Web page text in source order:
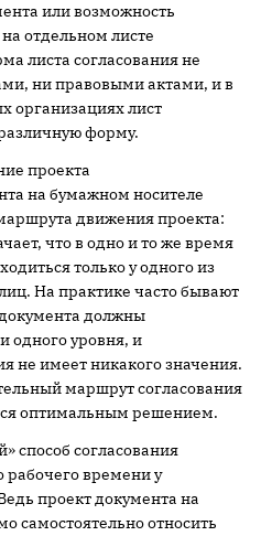
или возможность
отдельном листе
листа согласования не
ни правовыми актами, и в
­организациях лист
форму.
проекта
на бумажном носителе
движения проекта:
что в одно и то же время
только у одного из
На практике часто бывают
должны
одного уровня, и
не имеет никакого значения.
маршрут согласования
оптимальным решением.
способ согласования
рабочего времени у
проект документа на
самостоятельно относить